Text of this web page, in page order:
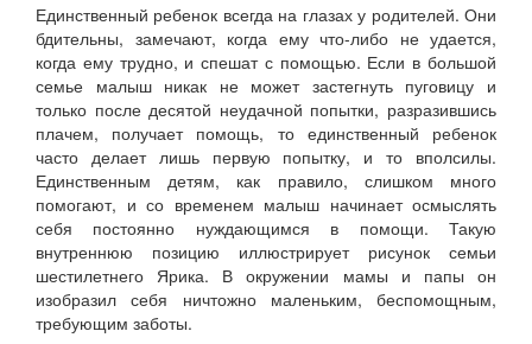
Единственный ребенок всегда на глазах у родителей. Они
бдительны, замечают, когда ему что-либо не удается,
когда ему трудно, и спешат с помощью. Если в большой
семье малыш никак не может застегнуть пуговицу и
только после десятой неудачной попытки, разразившись
плачем, получает помощь, то единственный ребенок
часто делает лишь первую попытку, и то вполсилы.
Единственным детям, как правило, слишком много
помогают, и со временем малыш начинает осмыслять
себя постоянно нуждающимся в помощи. Такую
внутреннюю позицию иллюстрирует рисунок семьи
шестилетнего Ярика. В окружении мамы и папы он
изобразил себя ничтожно маленьким, беспомощным,
требующим заботы.